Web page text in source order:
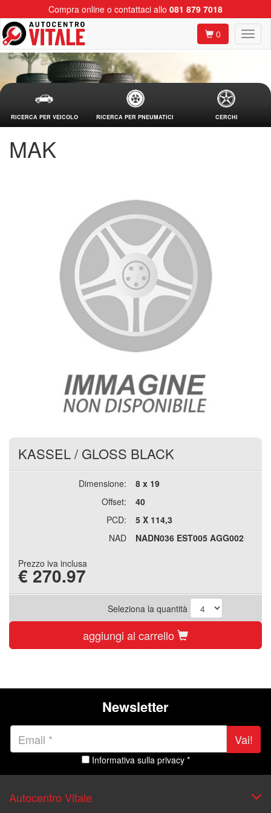
Compra online o contattaci allo 081 879 7018
0
RICERCA PER VEICOLO RICERCA PER PNEUMATICI CERCHI
MAK
KASSEL/ GLOSS BLACK
Dimensione:
8 x 19
Offset:
40
PCD:
5 X 114,3
NAD
NADN036 EST005 AGG002
Prezzo iva inclusa
€ 270.97
Seleziona la quantità
aggiungi al carrello
Newsletter
Vai!
Informativa sulla privacy *
Autocentro Vitale